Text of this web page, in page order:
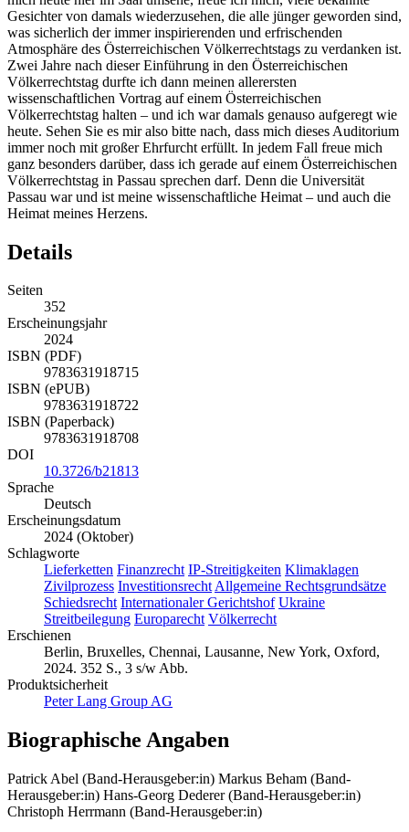
Gesichter von damals wiederzusehen, die alle jünger geworden sind,
was sicherlich der immer inspirierenden und erfrischenden
Atmosphäre des Österreichischen Völkerrechtstags zu verdanken ist.
Zwei Jahre nach dieser Einführung in den Österreichischen
Völkerrechtstag durfte ich dann meinen allerersten
wissenschaftlichen Vortrag auf einem Österreichischen
Völkerrechtstag halten – und ich war damals genauso aufgeregt wie
heute. Sehen Sie es mir also bitte nach, dass mich dieses Auditorium
immer noch mit großer Ehrfurcht erfüllt. In jedem Fall freue mich
ganz besonders darüber, dass ich gerade auf einem Österreichischen
Völkerrechtstag in Passau sprechen darf. Denn die Universität
Passau war und ist meine wissenschaftliche Heimat – und auch die
Heimat meines Herzens.
Details
Seiten
352
Erscheinungsjahr
2024
ISBN (PDF)
9783631918715
ISBN (ePUB)
9783631918722
ISBN (Paperback)
9783631918708
DOI
10.3726/b21813
Sprache
Deutsch
Erscheinungsdatum
2024 (Oktober)
Schlagworte
Lieferketten Finanzrecht IP-Streitigkeiten Klimaklagen
Zivilprozess InvestitionsrechtAllgemeine Rechtsgrundsätze
Schiedsrecht Internationaler Gerichtshof Ukraine
Streitbeilegung Europarecht Völkerrecht
Erschienen
Berlin, Bruxelles, Chennai, Lausanne, New York, Oxford,
2024. 352 S., 3 s/w Abb.
Produktsicherheit
Peter Lang Group AG
Biographische Angaben
Patrick Abel (Band-Herausgeber:in) Markus Beham (Band-
Herausgeber:in) Hans-Georg Dederer (Band-Herausgeber:in)
Christoph Herrmann (Band-Herausgeber:in)